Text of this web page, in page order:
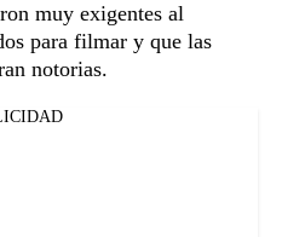
muy exigentes al
para filmar y que las
notorias.